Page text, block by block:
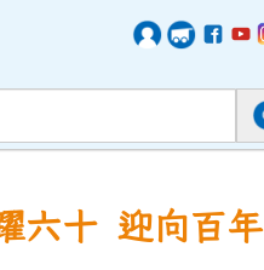
六十 迎向百年